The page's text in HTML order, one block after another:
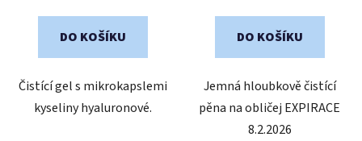
DO KOŠÍKU
Čistící gel s mikrokapslemi
kyseliny hyaluronové.
DO KOŠÍKU
Jemná hloubkově čistící
pěna na obličej EXPIRACE
8.2.2026